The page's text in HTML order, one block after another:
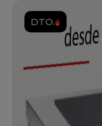
DTO.